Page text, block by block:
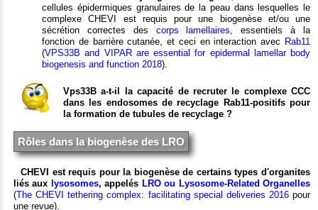
cellules épidermiques granulaires de la peau dans lesquelles le
complexe CHEVI est requis pour une biogenèse et/ou une
sécrétion correctes des corps lamellaires, essentiels à la
fonction de barrière cutanée, et ceci en interaction avec Rab11
(VPS33B and VIPAR are essential for epidermal lamellar body
biogenesis and function 2018).
Vps33B a-t-il la capacité de recruter le complexe CCC
dans les endosomes de recyclage Rab11-positifs pour
la formation de tubules de recyclage ?
Rôles dans la biogenèse des LRO
CHEVI est requis pour la biogenèse de certains types d'organites
liés aux lysosomes, appelés LRO ou Lysosome-Related Organelles
(The CHEVI tethering complex: facilitating special deliveries 2016pour
une revue).